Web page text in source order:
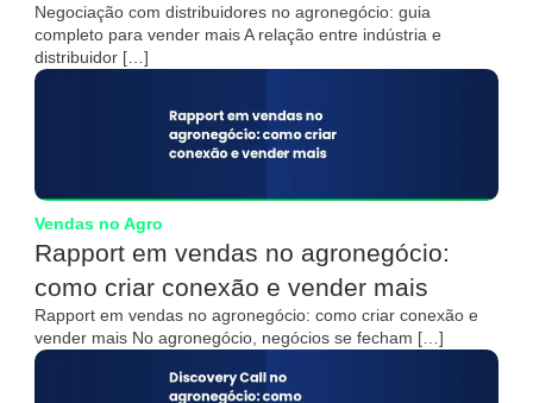
Negociação com distribuidores no agronegócio: guia
completo para vender mais A relação entre indústria e
distribuidor […]
Vendas no Agro
Rapport em vendas no agronegócio:
como criar conexão e vender mais
Rapport em vendas no agronegócio: como criar conexão e
vender mais No agronegócio, negócios se fecham […]